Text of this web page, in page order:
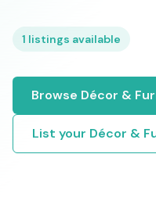
1 listings available
Browse Décor &
List your Décor &